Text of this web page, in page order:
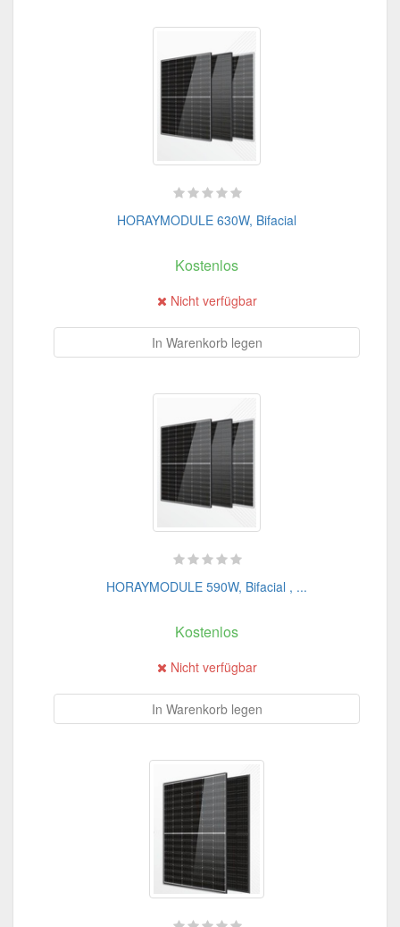
HORAYMODULE 630W, Bifacial
Kostenlos
Nicht verfügbar
In Warenkorb legen
HORAYMODULE 590W, Bifacial , ...
Kostenlos
Nicht verfügbar
In Warenkorb legen